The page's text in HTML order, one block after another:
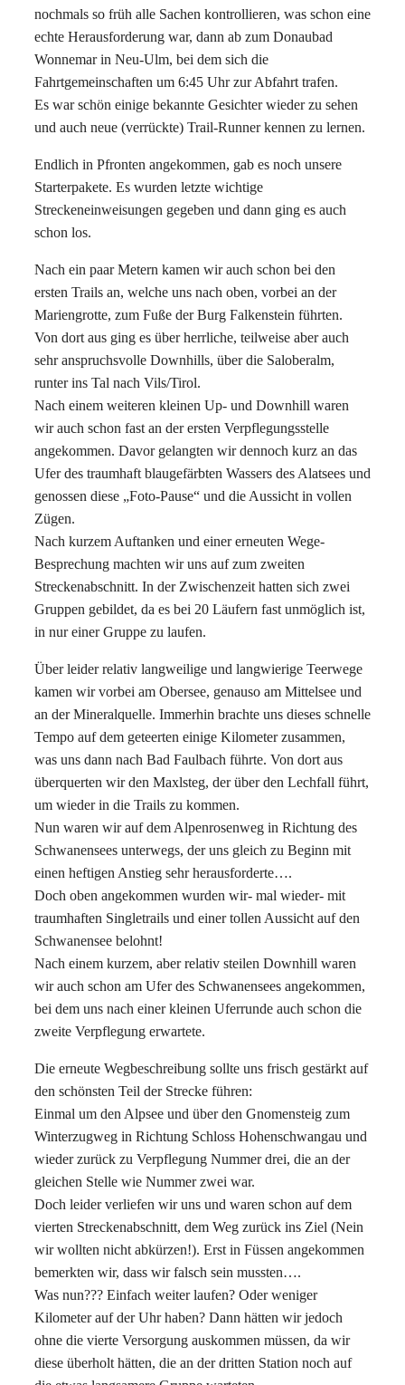
nochmals so früh alle Sachen kontrollieren, was schon eine
echte Herausforderung war, dann ab zum Donaubad
Wonnemar in Neu-Ulm, bei dem sich die
Fahrtgemeinschaften um 6:45 Uhr zur Abfahrt trafen.
Es war schön einige bekannte Gesichter wieder zu sehen
und auch neue (verrückte) Trail-Runner kennen zu lernen.
Endlich in Pfronten angekommen, gab es noch unsere
Starterpakete. Es wurden letzte wichtige
Streckeneinweisungen gegeben und dann ging es auch
schon los.
Nach ein paar Metern kamen wir auch schon bei den
ersten Trails an, welche uns nach oben, vorbei an der
Mariengrotte, zum Fuße der Burg Falkenstein führten.
Von dort aus ging es über herrliche, teilweise aber auch
sehr anspruchsvolle Downhills, über die Saloberalm,
runter ins Tal nach Vils/Tirol.
Nach einem weiteren kleinen Up- und Downhill waren
wir auch schon fast an der ersten Verpflegungsstelle
angekommen. Davor gelangten wir dennoch kurz an das
Ufer des traumhaft blaugefärbten Wassers des Alatsees und
genossen diese „Foto-Pause“ und die Aussicht in vollen
Zügen.
Nach kurzem Auftanken und einer erneuten Wege-
Besprechung machten wir uns auf zum zweiten
Streckenabschnitt. In der Zwischenzeit hatten sich zwei
Gruppen gebildet, da es bei 20 Läufern fast unmöglich ist,
in nur einer Gruppe zu laufen.
Über leider relativ langweilige und langwierige Teerwege
kamen wir vorbei am Obersee, genauso am Mittelsee und
an der Mineralquelle. Immerhin brachte uns dieses schnelle
Tempo auf dem geteerten einige Kilometer zusammen,
was uns dann nach Bad Faulbach führte. Von dort aus
überquerten wir den Maxlsteg, der über den Lechfall führt,
um wieder in die Trails zu kommen.
Nun waren wir auf dem Alpenrosenweg in Richtung des
Schwanensees unterwegs, der uns gleich zu Beginn mit
einen heftigen Anstieg sehr herausforderte….
Doch oben angekommen wurden wir- mal wieder- mit
traumhaften Singletrails und einer tollen Aussicht auf den
Schwanensee belohnt!
Nach einem kurzem, aber relativ steilen Downhill waren
wir auch schon am Ufer des Schwanensees angekommen,
bei dem uns nach einer kleinen Uferrunde auch schon die
zweite Verpflegung erwartete.
Die erneute Wegbeschreibung sollte uns frisch gestärkt auf
den schönsten Teil der Strecke führen:
Einmal um den Alpsee und über den Gnomensteig zum
Winterzugweg in Richtung Schloss Hohenschwangau und
wieder zurück zu Verpflegung Nummer drei, die an der
gleichen Stelle wie Nummer zwei war.
Doch leider verliefen wir uns und waren schon auf dem
vierten Streckenabschnitt, dem Weg zurück ins Ziel (Nein
wir wollten nicht abkürzen!). Erst in Füssen angekommen
bemerkten wir, dass wir falsch sein mussten….
Was nun??? Einfach weiter laufen? Oder weniger
Kilometer auf der Uhr haben? Dann hätten wir jedoch
ohne die vierte Versorgung auskommen müssen, da wir
diese überholt hätten, die an der dritten Station noch auf